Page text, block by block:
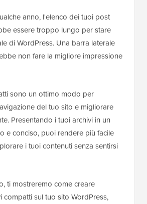
anno, l'elenco dei tuoi post
essere troppo lungo per stare
di WordPress. Una barra laterale
non fare la migliore impressione
sono un ottimo modo per
del tuo sito e migliorare
Presentando i tuoi archivi in un
e conciso, puoi rendere più facile
i tuoi contenuti senza sentirsi
ti mostreremo come creare
compatti sul tuo sito WordPress,